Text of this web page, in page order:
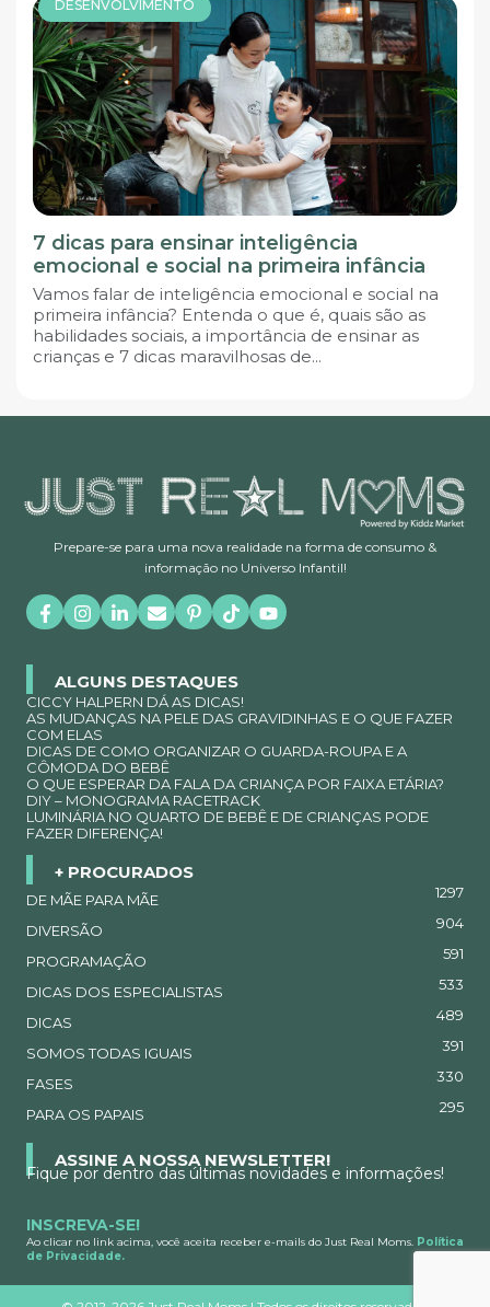
DESENVOLVIMENTO
7 dicas para ensinar inteligência
emocional e social na primeira infância
Vamos falar de inteligência emocional e social na
primeira infância? Entenda o que é, quais são as
habilidades sociais, a importância de ensinar as
crianças e 7 dicas maravilhosas de...
Prepare-se para uma nova realidade na forma de consumo &
informação no Universo Infantil!
ALGUNS DESTAQUES
CICCY HALPERN DÁ AS DICAS!
AS MUDANÇAS NA PELE DAS GRAVIDINHAS E O QUE FAZER
COM ELAS
DICAS DE COMO ORGANIZAR O GUARDA-ROUPA E A
CÔMODA DO BEBÊ
O QUE ESPERAR DA FALA DA CRIANÇA POR FAIXA ETÁRIA?
DIY – MONOGRAMA RACETRACK
LUMINÁRIA NO QUARTO DE BEBÊ E DE CRIANÇAS PODE
FAZER DIFERENÇA!
+ PROCURADOS
DE MÃE PARA MÃE 1297
DIVERSÃO 904
PROGRAMAÇÃO 591
DICAS DOS ESPECIALISTAS 533
DICAS 489
SOMOS TODAS IGUAIS 391
FASES 330
PARA OS PAPAIS 295
ASSINE A NOSSA NEWSLETTER!
Fique por dentro das últimas novidades e informações!
INSCREVA-SE!
Ao clicar no link acima, você aceita receber e-mails do Just Real Moms. Política
de Privacidade.